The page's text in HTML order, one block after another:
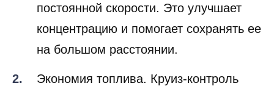
постоянной скорости. Это улучшает
концентрацию и помогает сохранять ее
на большом расстоянии.
Экономия топлива. Круиз-контроль